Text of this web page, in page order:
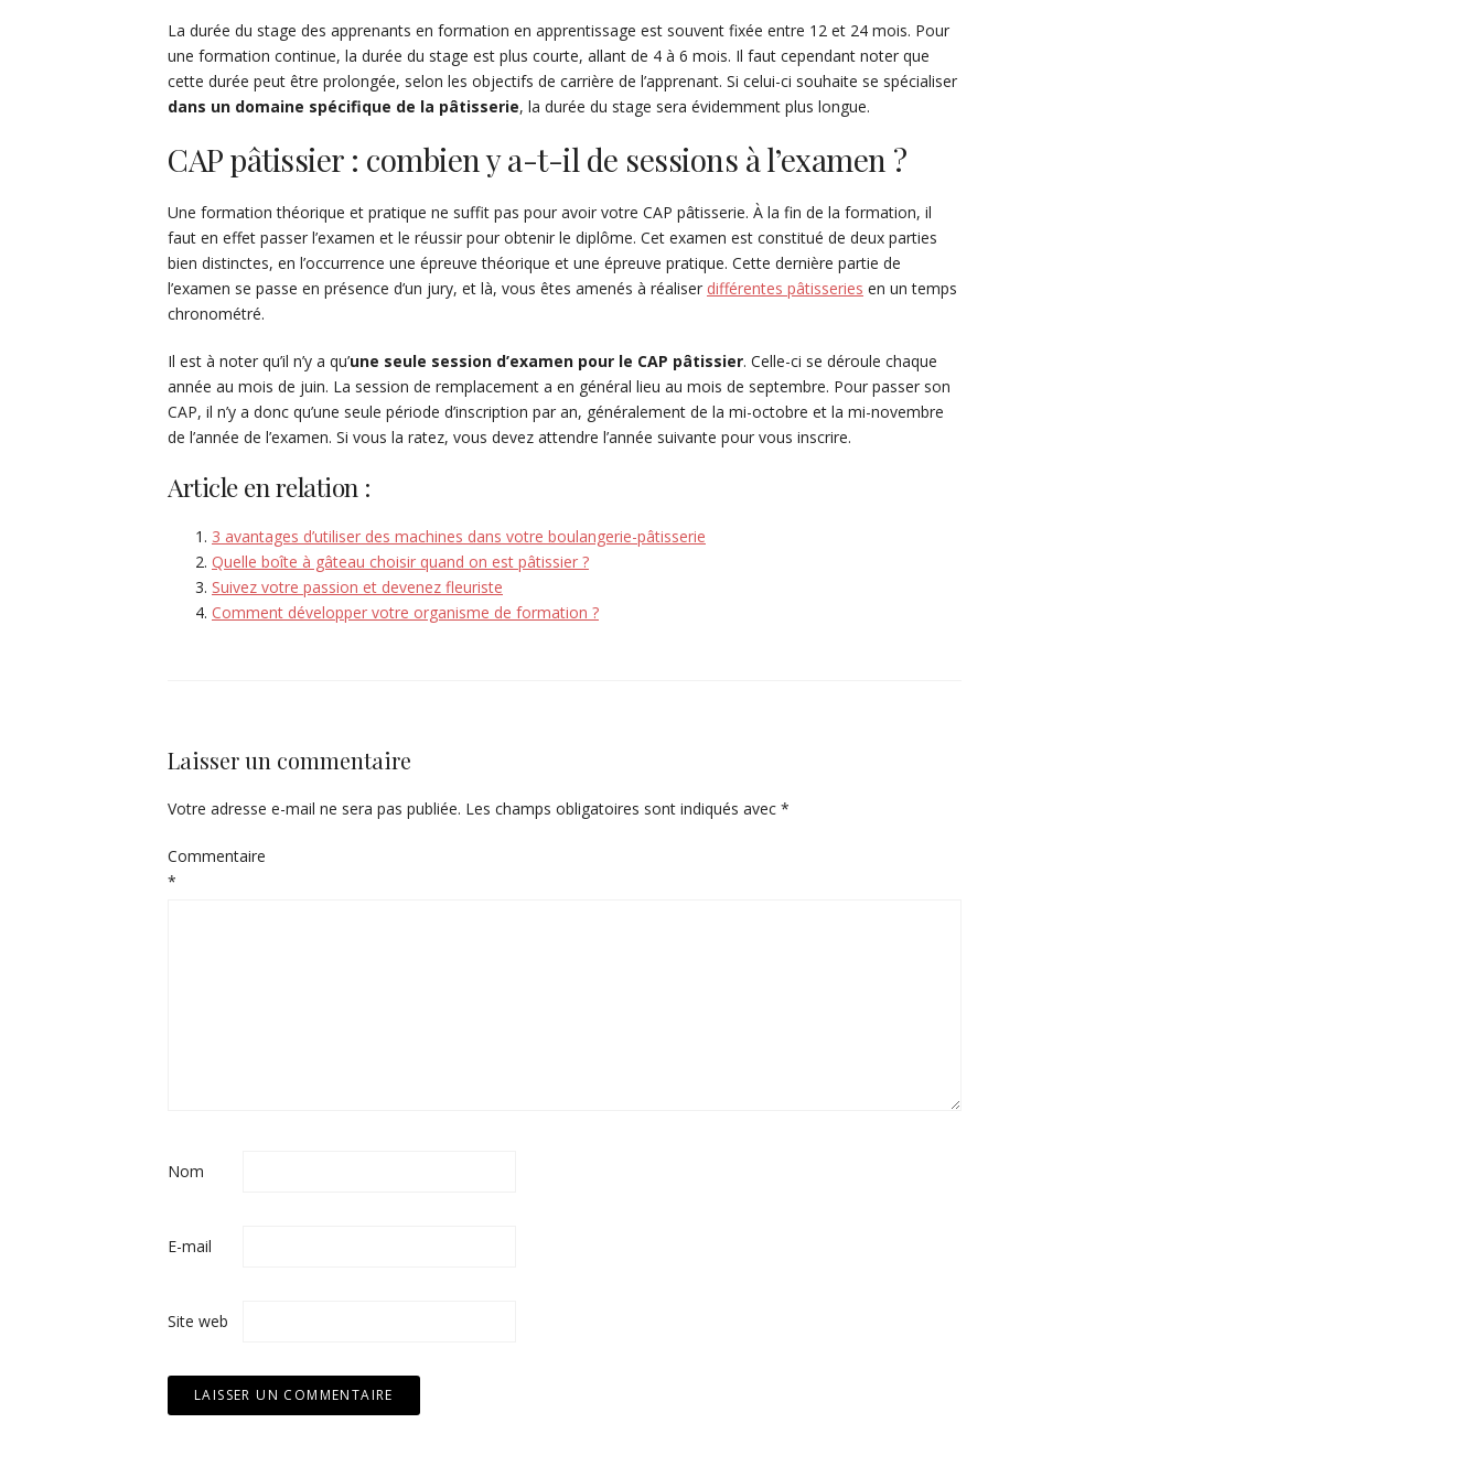
La durée du stage des apprenants en formation en apprentissage est souvent fixée entre 12 et 24 mois. Pour
une formation continue, la durée du stage est plus courte, allant de 4 à 6 mois. Il faut cependant noter que
cette durée peut être prolongée, selon les objectifs de carrière de l’apprenant. Si celui-ci souhaite se spécialiser
dans un domaine spécifique de la pâtisserie, la durée du stage sera évidemment plus longue.
CAP pâtissier : combien y a-t-il de sessions à l’examen ?
Une formation théorique et pratique ne suffit pas pour avoir votre CAP pâtisserie. À la fin de la formation, il
faut en effet passer l’examen et le réussir pour obtenir le diplôme. Cet examen est constitué de deux parties
bien distinctes, en l’occurrence une épreuve théorique et une épreuve pratique. Cette dernière partie de
l’examen se passe en présence d’un jury, et là, vous êtes amenés à réaliser différentes pâtisseries en un temps
chronométré.
Il est à noter qu’il n’y a qu’une seule session d’examen pour le CAP pâtissier. Celle-ci se déroule chaque
année au mois de juin. La session de remplacement a en général lieu au mois de septembre. Pour passer son
CAP, il n’y a donc qu’une seule période d’inscription par an, généralement de la mi-octobre et la mi-novembre
de l’année de l’examen. Si vous la ratez, vous devez attendre l’année suivante pour vous inscrire.
Article en relation :
3 avantages d’utiliser des machines dans votre boulangerie-pâtisserie
Quelle boîte à gâteau choisir quand on est pâtissier ?
Suivez votre passion et devenez fleuriste
Comment développer votre organisme de formation ?
Laisser un commentaire
Votre adresse e-mail ne sera pas publiée. Les champs obligatoires sont indiqués avec *
Commentaire
*
Nom
E-mail
Site web